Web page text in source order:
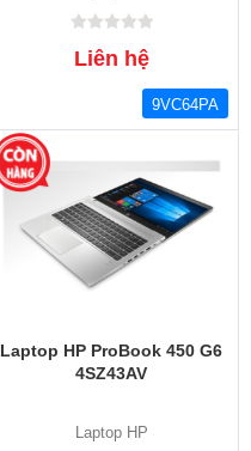
Liên hệ
9VC64PA
Laptop HP ProBook 450 G6
4SZ43AV
Laptop HP